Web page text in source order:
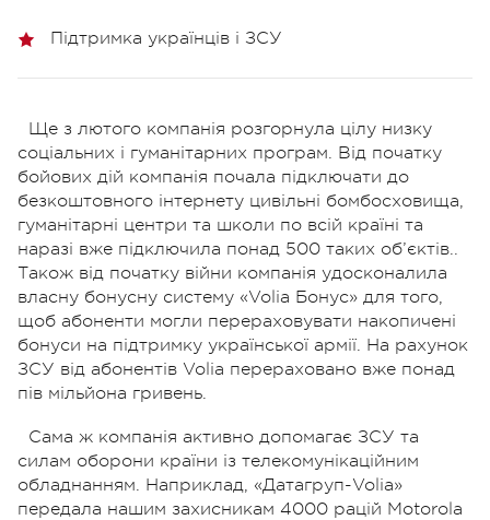
Підтримка українців і ЗСУ
Ще з лютого компанія розгорнула цілу низку
соціальних і гуманітарних програм. Від початку
бойових дій компанія почала підключати до
безкоштовного інтернету цивільні бомбосховища,
гуманітарні центри та школи по всій країні та
наразі вже підключила понад 500 таких об’єктів..
Також від початку війни компанія удосконалила
власну бонусну систему «Volia Бонус» для того,
щоб абоненти могли перераховувати накопичені
бонуси на підтримку української армії. На рахунок
ЗСУ від абонентів Volia перераховано вже понад
пів мільйона гривень.
Сама ж компанія активно допомагає ЗСУ та
силам оборони країни із телекомунікаційним
обладнанням. Наприклад, «Датагруп-Volia»
передала нашим захисникам 4000 рацій Motorola